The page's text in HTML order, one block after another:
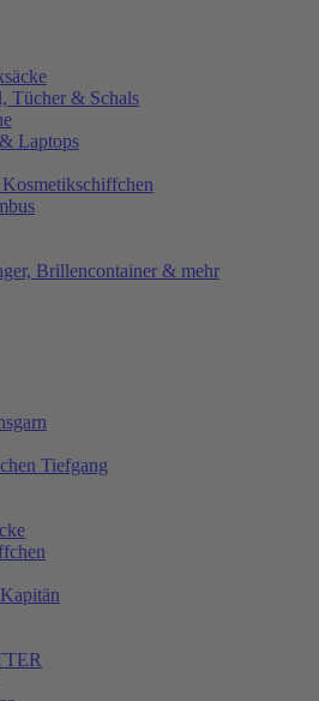
Tücher & Schals
Laptops
Brillencontainer & mehr
Tiefgang